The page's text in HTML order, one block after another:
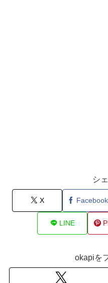
シ
X Facebook
LINE
okapiを